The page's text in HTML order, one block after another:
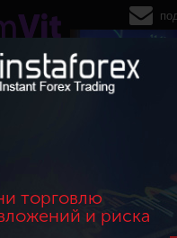
торговлю
и риска